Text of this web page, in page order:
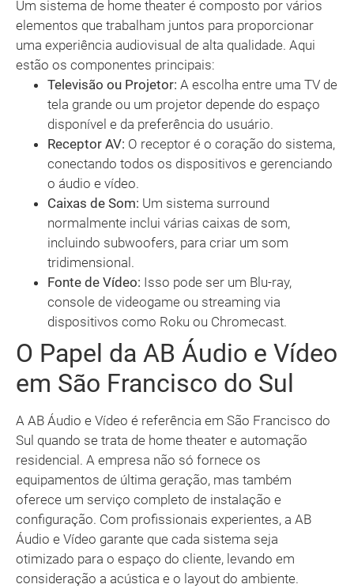
Um sistema de home theater é composto por vários
elementos que trabalham juntos para proporcionar
uma experiência audiovisual de alta qualidade. Aqui
estão os componentes principais:
Televisão ou Projetor: A escolha entre uma TV de
tela grande ou um projetor depende do espaço
disponível e da preferência do usuário.
Receptor AV: O receptor é o coração do sistema,
conectando todos os dispositivos e gerenciando
o áudio e vídeo.
Caixas de Som: Um sistema surround
normalmente inclui várias caixas de som,
incluindo subwoofers, para criar um som
tridimensional.
Fonte de Vídeo: Isso pode ser um Blu-ray,
console de videogame ou streaming via
dispositivos como Roku ou Chromecast.
O Papel da AB Áudio e Vídeo
em São Francisco do Sul
A AB Áudio e Vídeo é referência em São Francisco do
Sul quando se trata de home theater e automação
residencial. A empresa não só fornece os
equipamentos de última geração, mas também
oferece um serviço completo de instalação e
configuração. Com profissionais experientes, a AB
Áudio e Vídeo garante que cada sistema seja
otimizado para o espaço do cliente, levando em
consideração a acústica e o layout do ambiente.